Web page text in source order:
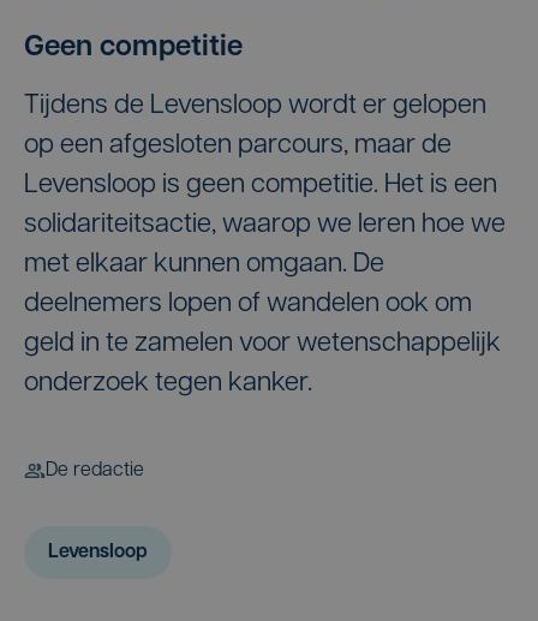
Geen competitie
Tijdens de Levensloop wordt er gelopen
op een afgesloten parcours, maar de
Levensloop is geen competitie. Het is een
solidariteitsactie, waarop we leren hoe we
met elkaar kunnen omgaan. De
deelnemers lopen of wandelen ook om
geld in te zamelen voor wetenschappelijk
onderzoek tegen kanker.
De redactie
Levensloop